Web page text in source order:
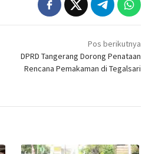
Pos berikutnya
DPRD Tangerang Dorong Penataan
Rencana Pemakaman di Tegalsari